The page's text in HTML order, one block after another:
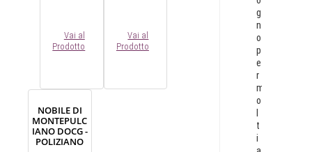
Vai al
Prodotto
Vai al
Prodotto
NOBILE DI
MONTEPULC
IANO DOCG -
POLIZIANO
g
n
o
p
e
r
m
o
t
i